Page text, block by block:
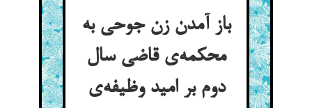
باز آمدن زن جوحی به
محکمه‌ی قاضی سال
دوم بر امید وظیفه‌ی